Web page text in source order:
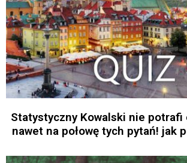
Statystyczny Kowalski nie potrafi
nawet na połowę tych pytań! jak